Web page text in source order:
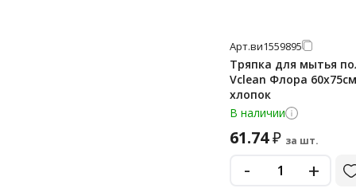
Арт.ви1559895
Тряпка для мытья
Vclean Флора
хлопок
В наличии
61.74₽ за шт.
- +